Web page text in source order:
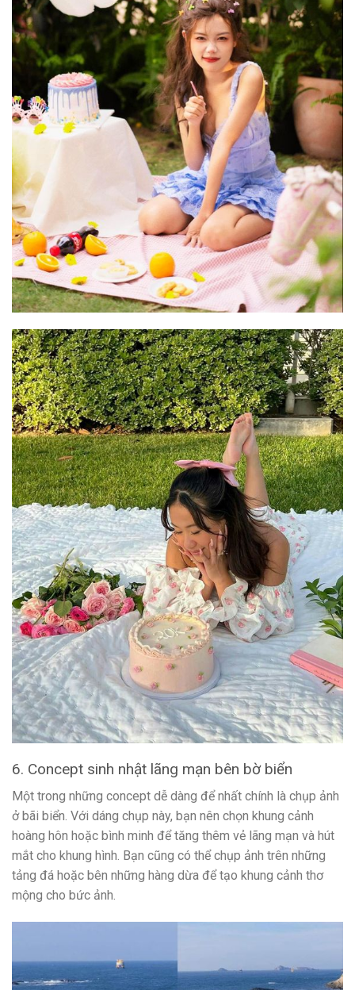
6. Concept sinh nhật lãng mạn bên bờ biển
Một trong những concept dễ dàng để nhất chính là chụp ảnh
ở bãi biển. Với dáng chụp này, bạn nên chọn khung cảnh
hoàng hôn hoặc bình minh để tăng thêm vẻ lãng mạn và hút
mắt cho khung hình. Bạn cũng có thể chụp ảnh trên những
tảng đá hoặc bên những hàng dừa để tạo khung cảnh thơ
mộng cho bức ảnh.